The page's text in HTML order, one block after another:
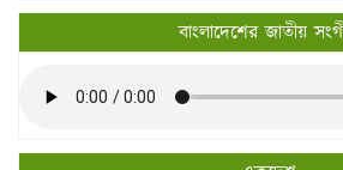
বাংলাদেশের জাতীয়